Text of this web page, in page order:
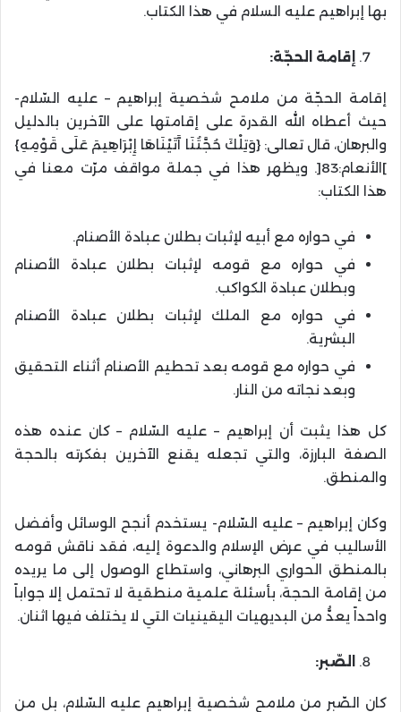
بها إبراهيم عليه السلام في هذا الكتاب.
إقامة الحجّة:
إقامة الحجّة من ملامح شخصية إبراهيم – عليه السّلام-
حيث أعطاه الله القدرة على إقامتها على الآخرين بالدليل
والبرهان، قال تعالى: {وَتِلْكَ حُجَّتُنَا آَتَيْنَاهَا إِبْرَاهِيمَ عَلَى قَوْمِهِ}
]الأنعام:83[. ويظهر هذا في جملة مواقف مرّت معنا في
هذا الكتاب:
في حواره مع أبيه لإثبات بطلان عبادة الأصنام.
في حواره مع قومه لإثبات بطلان عبادة الأصنام
وبطلان عبادة الكواكب.
في حواره مع الملك لإثبات بطلان عبادة الأصنام
البشرية.
في حواره مع قومه بعد تحطيم الأصنام أثناء التحقيق
وبعد نجاته من النار.
كل هذا يثبت أن إبراهيم – عليه السّلام – كان عنده هذه
الصفة البارزة، والتي تجعله يقنع الآخرين بفكرته بالحجة
والمنطق.
وكان إبراهيم – عليه السّلام- يستخدم أنجح الوسائل وأفضل
الأساليب في عرض الإسلام والدعوة إليه، فقد ناقش قومه
بالمنطق الحواري البرهاني، واستطاع الوصول إلى ما يريده
من إقامة الحجة، بأسئلة علمية منطقية لا تحتمل إلا جواباً
واحداً يعدُّ من البديهيات اليقينيات التي لا يختلف فيها اثنان.
الصّبر:
كان الصّبر من ملامح شخصية إبراهيم عليه السّلام، بل من